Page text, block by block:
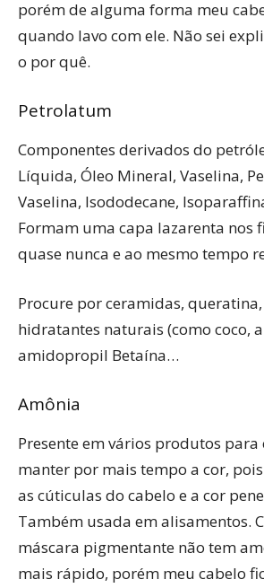
porém de alguma forma meu
quando lavo com ele. Não sei
o por quê.
Petrolatum
Componentes derivados do
Líquida, Óleo Mineral, Vaselina,
Vaselina, Isododecane,
Formam uma capa lazarenta nos
quase nunca e ao mesmo tempo
Procure por ceramidas,
hidratantes naturais (como coco,
amidopropil Betaína…
Amônia
Presente em vários produtos
manter por mais tempo a cor,
as cúticulas do cabelo e a cor
Também usada em alisamentos.
máscara pigmentante não tem
mais rápido, porém meu cabelo